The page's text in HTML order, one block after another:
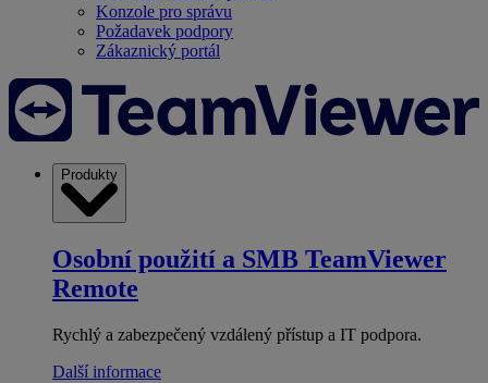
Konzole pro správu
Požadavek podpory
Zákaznický portál
Produkty
Osobní použití a SMB TeamViewer
Remote
Rychlý a zabezpečený vzdálený přístup a IT podpora.
Další informace